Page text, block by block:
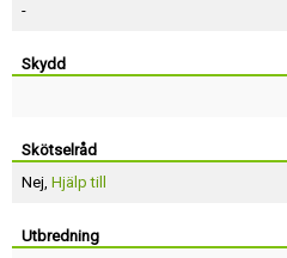
-
Skydd
Skötselråd
Nej, Hjälp till
Utbredning